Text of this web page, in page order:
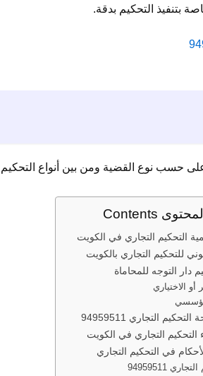
بتنفيذ التحكيم بدقة.
على حسب نوع القضية ومن بين أنواع
المحتوى Contents
التحكيم التجاري في الكويت
للتحكيم التجاري بالكويت
دار التوجه للمحاماة
أو الاختياري
التجاري 94959511
التحكيم التجاري في الكويت
في التحكيم التجاري
94959511